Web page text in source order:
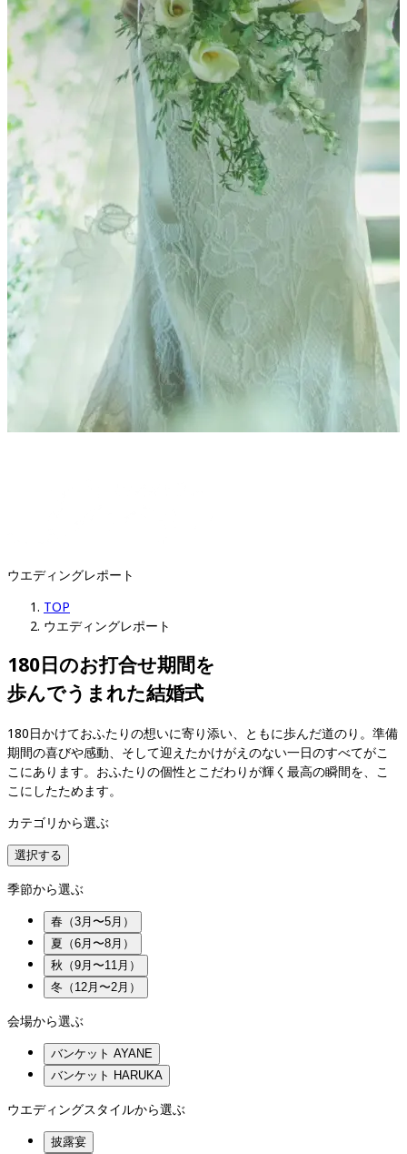
ウエディングレポート
TOP
ウエディングレポート
180日のお打合せ期間を
歩んでうまれた結婚式
180日かけておふたりの想いに寄り添い、ともに歩んだ道のり。準備
期間の喜びや感動、そして迎えたかけがえのない一日のすべてがこ
こにあります。おふたりの個性とこだわりが輝く最高の瞬間を、こ
こにしたためます。
カテゴリから選ぶ
選択する
季節から選ぶ
春（3月〜5月）
夏（6月〜8月）
秋（9月〜11月）
冬（12月〜2月）
会場から選ぶ
バンケット AYANE
バンケット HARUKA
ウエディングスタイルから選ぶ
披露宴